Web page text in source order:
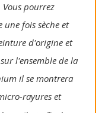
pourrez
fois sèche et
d'origine et
l'ensemble de la
il se montrera
rayures et